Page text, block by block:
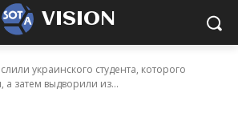
VISION
украинского студента, которого
а затем выдворили из...